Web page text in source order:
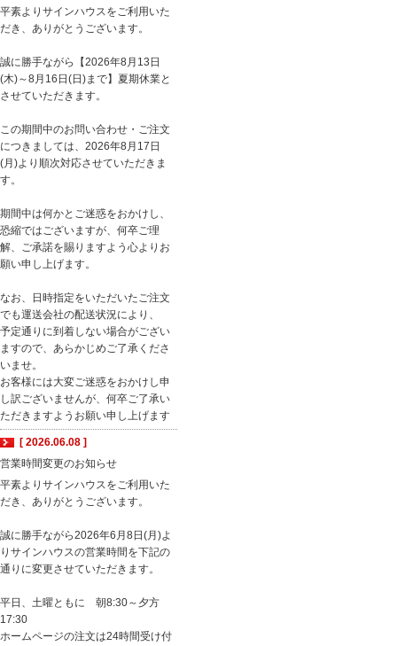
平素よりサインハウスをご利用いた
だき、ありがとうございます。
誠に勝手ながら【2026年8月13日
(木)～8月16日(日)まで】夏期休業と
させていただきます。
この期間中のお問い合わせ・ご注文
につきましては、2026年8月17日
(月)より順次対応させていただきま
す。
期間中は何かとご迷惑をおかけし、
恐縮ではございますが、何卒ご理
解、ご承諾を賜りますよう心よりお
願い申し上げます。
なお、日時指定をいただいたご注文
でも運送会社の配送状況により、
予定通りに到着しない場合がござい
ますので、あらかじめご了承くださ
いませ。
お客様には大変ご迷惑をおかけし申
し訳ございませんが、何卒ご了承い
ただきますようお願い申し上げます
[ 2026.06.08 ]
営業時間変更のお知らせ
平素よりサインハウスをご利用いた
だき、ありがとうございます。
誠に勝手ながら2026年6月8日(月)よ
りサインハウスの営業時間を下記の
通りに変更させていただきます。
平日、土曜ともに 朝8:30～夕方
17:30
ホームページの注文は24時間受け付